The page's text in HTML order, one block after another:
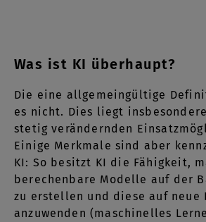
Was ist KI überhaupt?
Die eine allgemeingültige
es nicht. Dies liegt
stetig verändernden
Einige Merkmale sind aber
KI: So besitzt KI die Fähigkeit,
berechenbare Modelle auf der
zu erstellen und diese auf neue
anzuwenden (maschinelles